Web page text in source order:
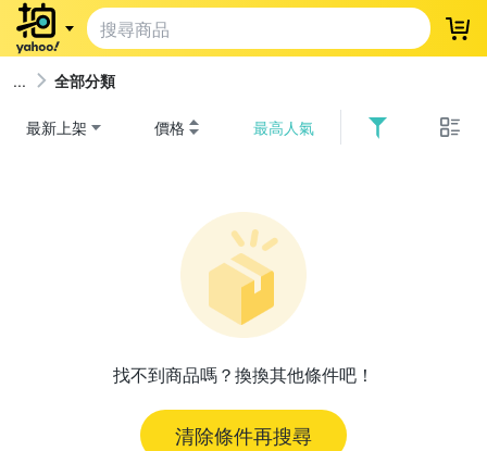
登
全部分類
最新上架 價格 最高人氣
找不到商品嗎？換換其他條件吧！
清除條件再搜尋